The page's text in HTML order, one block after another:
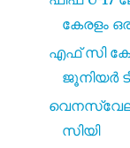
കേരളം
എഫ് സി
ജൂനിയർ
സിയി